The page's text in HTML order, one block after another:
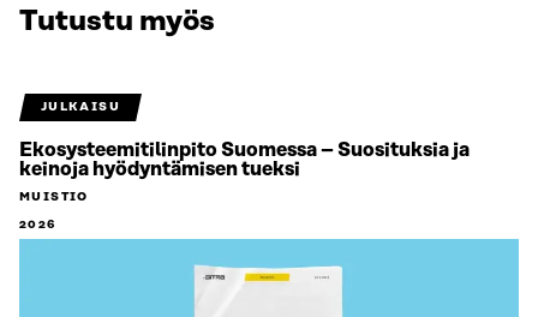
Tutustu myös
JULKAISU
Ekosysteemitilinpito Suomessa – Suosituksia ja
keinoja hyödyntämisen tueksi
MUISTIO
2026